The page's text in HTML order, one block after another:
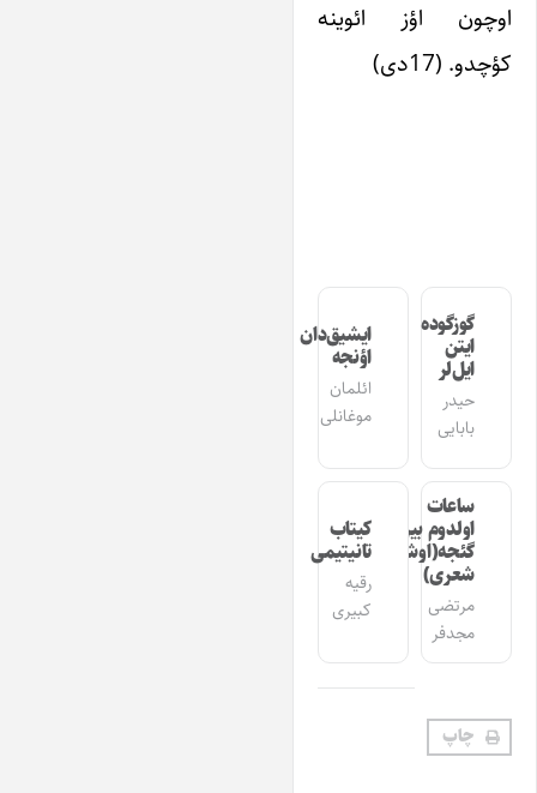
اوچون اؤز ائوینه
کؤچدو. (17دی)
گوزگوده
ایتن
ایل‌لر
حیدر
بابایی
ایشیق‌دان
اؤنجه
ائلمان
موغانلی
ساعات
اولدوم بیر
گئجه(اوشاق
شعری)
مرتضی
مجدفر
کیتاب
تانیتیمی
رقیه
کبیری
چاپ